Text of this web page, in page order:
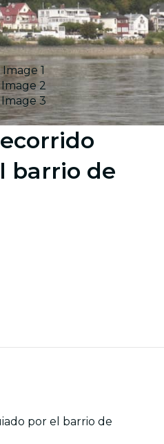
Image 1
Image 2
Image 3
barrio de
por el barrio de